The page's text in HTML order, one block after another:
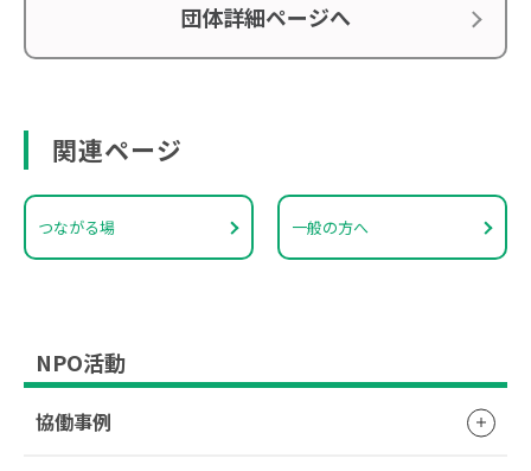
団体詳細ページへ
関連ページ
つながる場 一般の方へ
NPO活動
協働事例